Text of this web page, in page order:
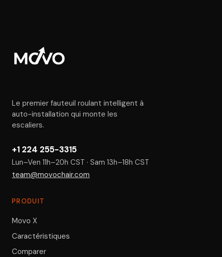
Le premier fauteuil roulant intelligent à
auto-installation qui monte les
escaliers.
+1 224 255-3315
Lun–Ven 11h–20h CST · Sam 13h–18h CST
team@movochair.com
PRODUIT
Movo X
Caractéristiques
Comparer